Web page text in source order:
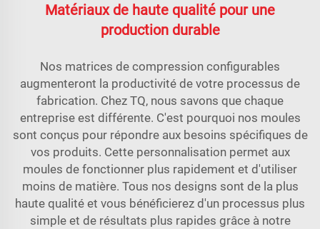
Matériaux de haute qualité pour une
production durable
Nos matrices de compression configurables
augmenteront la productivité de votre processus de
fabrication. Chez TQ, nous savons que chaque
entreprise est différente. C'est pourquoi nos moules
sont conçus pour répondre aux besoins spécifiques de
vos produits. Cette personnalisation permet aux
moules de fonctionner plus rapidement et d'utiliser
moins de matière. Tous nos designs sont de la plus
haute qualité et vous bénéficierez d'un processus plus
simple et de résultats plus rapides grâce à notre